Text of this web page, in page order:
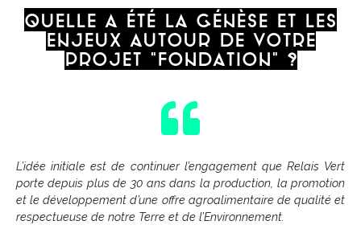
Quelle a été la génèse et les
enjeux autour de votre
projet "Fondation" ?
L’idée initiale est de continuer l’engagement que Relais Vert
porte depuis plus de 30 ans dans la production, la promotion
et le développement d’une offre agroalimentaire de qualité et
respectueuse de notre Terre et de l’Environnement.